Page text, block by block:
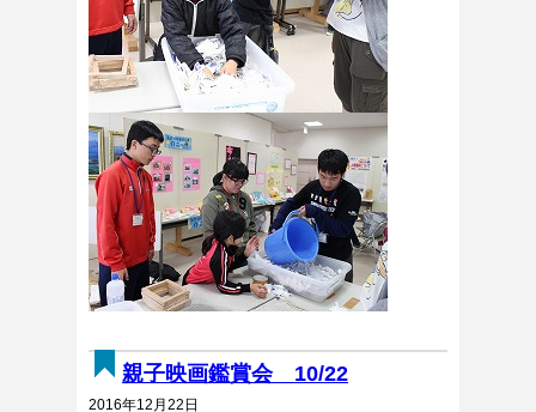
親子映画鑑賞会 10/22
2016年12月22日